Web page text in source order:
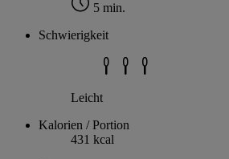
5 min.
Schwierigkeit
Leicht
Kalorien / Portion
431 kcal